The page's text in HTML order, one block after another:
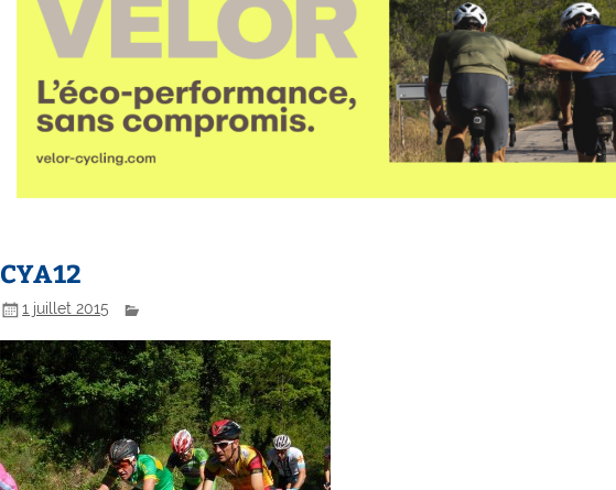
CYA12
1 juillet 2015